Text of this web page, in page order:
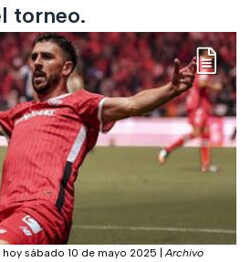
torneo.
sábado 10 de mayo 2025 |Archivo